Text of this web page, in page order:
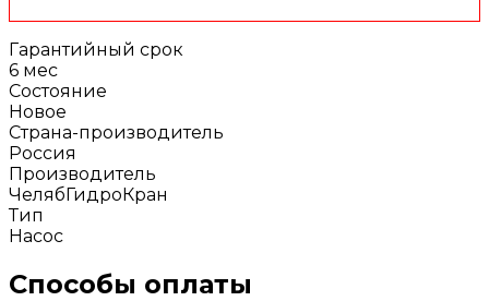
Гарантийный срок
6 мес
Состояние
Новое
Страна-производитель
Россия
Производитель
ЧелябГидроКран
Тип
Насос
Способы оплаты